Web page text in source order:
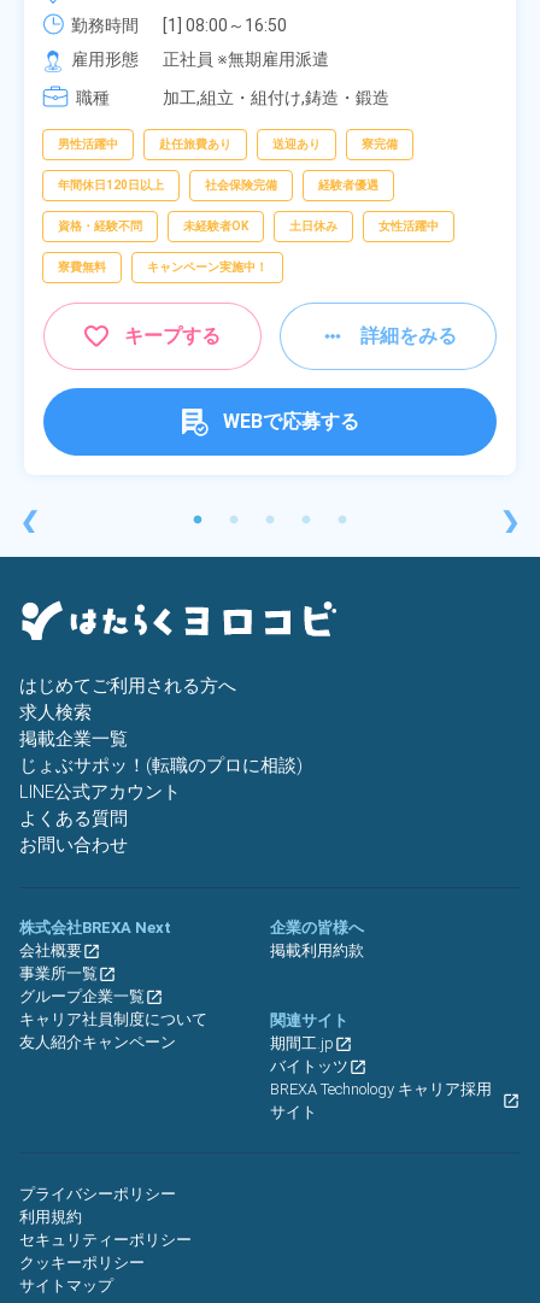
❮
勤務時間
[1] 08:00～16:50
[2] 06:25～15:10
[3] 17:05～01:50
雇用形態
正社員 ※無期雇用派遣
職種
加工,組立・組付け,鋳造・鍛造
男性活躍中 赴任旅費あり 送迎あり 寮完備
年間休日120日以上 社会保険完備 経験者優遇
資格・経験不問 未経験者OK 土日休み 女性活躍中
寮費無料 キャンペーン実施中！
キープする 詳細をみる
WEBで応募する
❯
はじめてご利用される方へ
求人検索
掲載企業一覧
じょぶサポッ！(転職のプロに相談)
LINE公式アカウント
よくある質問
お問い合わせ
株式会社BREXA Next
会社概要
事業所一覧
グループ企業一覧
キャリア社員制度について
友人紹介キャンペーン
企業の皆様へ
掲載利用約款
関連サイト
期間工.jp
バイトッツ
BREXA Technology キャリア採用
サイト
プライバシーポリシー
利用規約
セキュリティーポリシー
クッキーポリシー
サイトマップ